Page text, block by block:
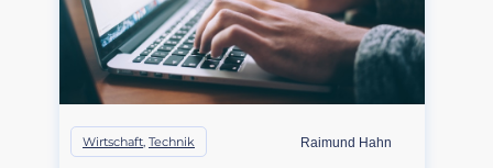
Wirtschaft Technik Raimund Hahn